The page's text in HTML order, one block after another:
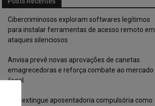
Cibercriminosos exploram softwares legítimos
para instalar ferramentas de acesso remoto em
ataques silenciosos
Anvisa prevê novas aprovações de canetas
emagrecedoras e reforça combate ao mercado
ilegal
CNJ extingue aposentadoria compulsória como